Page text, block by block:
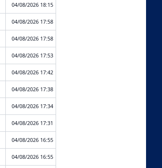
04/08/2026 18:15
04/08/2026 17:58
04/08/2026 17:58
04/08/2026 17:53
04/08/2026 17:42
04/08/2026 17:38
04/08/2026 17:34
04/08/2026 17:31
04/08/2026 16:55
04/08/2026 16:55